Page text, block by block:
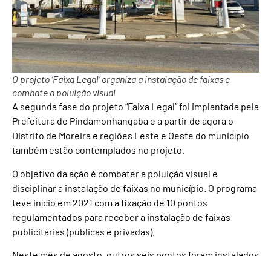
O projeto ‘Faixa Legal’ organiza a instalação de faixas e
combate a poluição visual
A segunda fase do projeto “Faixa Legal” foi implantada pela
Prefeitura de Pindamonhangaba e a partir de agora o
Distrito de Moreira e regiões Leste e Oeste do município
também estão contemplados no projeto.
O objetivo da ação é combater a poluição visual e
disciplinar a instalação de faixas no município. O programa
teve início em 2021 com a fixação de 10 pontos
regulamentados para receber a instalação de faixas
publicitárias (públicas e privadas).